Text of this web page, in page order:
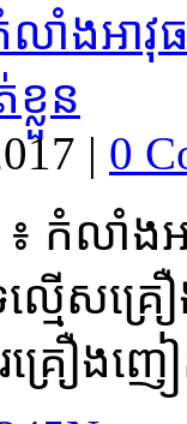
| 0
កំលាំង​អ
ទល្មើស​
គ្រឿងញ